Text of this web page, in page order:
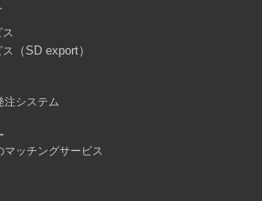
（SD export）
注システム
マッチングサービス